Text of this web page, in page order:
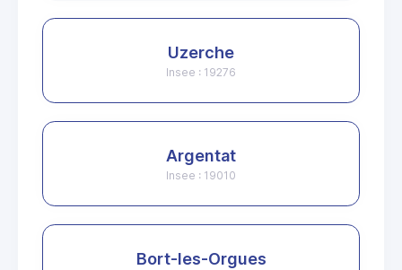
Uzerche
Insee : 19276
Argentat
Insee : 19010
Bort-les-Orgues